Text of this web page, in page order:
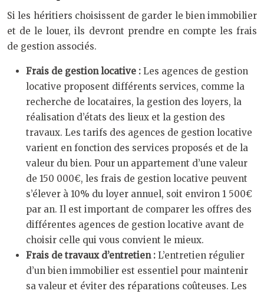
Si les héritiers choisissent de garder le bien immobilier
et de le louer, ils devront prendre en compte les frais
de gestion associés.
Frais de gestion locative : Les agences de gestion
locative proposent différents services, comme la
recherche de locataires, la gestion des loyers, la
réalisation d’états des lieux et la gestion des
travaux. Les tarifs des agences de gestion locative
varient en fonction des services proposés et de la
valeur du bien. Pour un appartement d’une valeur
de 150 000€, les frais de gestion locative peuvent
s’élever à 10% du loyer annuel, soit environ 1 500€
par an. Il est important de comparer les offres des
différentes agences de gestion locative avant de
choisir celle qui vous convient le mieux.
Frais de travaux d’entretien : L’entretien régulier
d’un bien immobilier est essentiel pour maintenir
sa valeur et éviter des réparations coûteuses. Les